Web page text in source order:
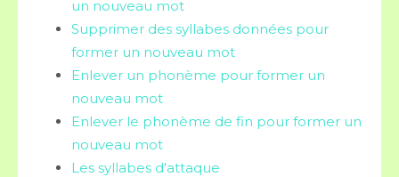
un nouveau mot
Supprimer des syllabes données pour
former un nouveau mot
Enlever un phonème pour former un
nouveau mot
Enlever le phonème de fin pour former un
nouveau mot
Les syllabes d'attaque